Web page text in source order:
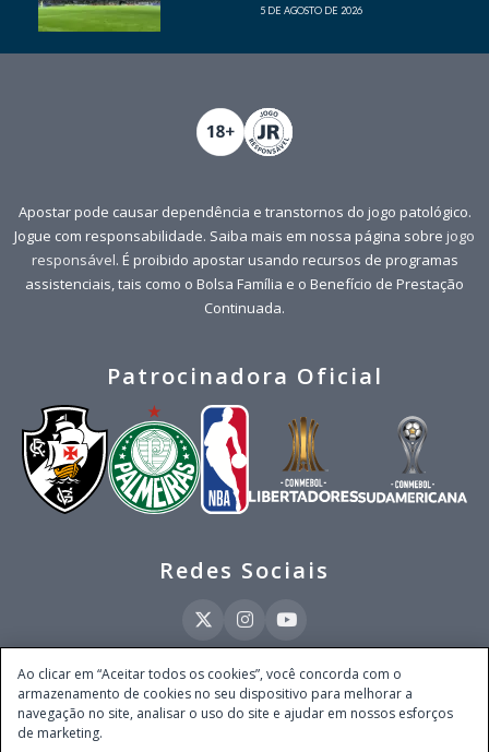
5 DE AGOSTO DE 2026
Apostar pode causar dependência e transtornos do jogo patológico.
Jogue com responsabilidade. Saiba mais em nossa página sobre jogo
responsável. É proibido apostar usando recursos de programas
assistenciais, tais como o Bolsa Família e o Benefício de Prestação
Continuada.
Patrocinadora Oficial
Redes Sociais
Este site é operado pela Ventmear Brasil LTDA (CNPJ 52.868.380/0001-84), com
endereço na Avenida Brigadeiro Faria Lima, nº 4.055, 3º andar, Itaim Bibi, no
Município de São Paulo, Estado de São Paulo, CEP 04538-133, Brasil - empresa
Ao clicar em “Aceitar todos os cookies”, você concorda com o
armazenamento de cookies no seu dispositivo para melhorar a
navegação no site, analisar o uso do site e ajudar em nossos esforços
de marketing.